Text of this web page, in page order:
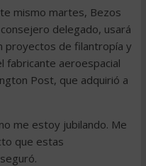
mismo martes, Bezos
delegado, usará
proyectos de filantropía y
fabricante aeroespacial
Post, que adquirió a
me estoy jubilando. Me
que estas